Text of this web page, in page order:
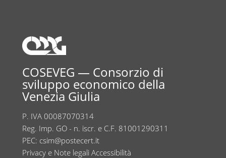
COSEVEG — Consorzio di
sviluppo economico della
Venezia Giulia
P. IVA 00087070314
Reg. Imp. GO - n. iscr. e C.F. 81001290311
PEC: csim@postecert.it
Privacy e Note legali Accessibilità